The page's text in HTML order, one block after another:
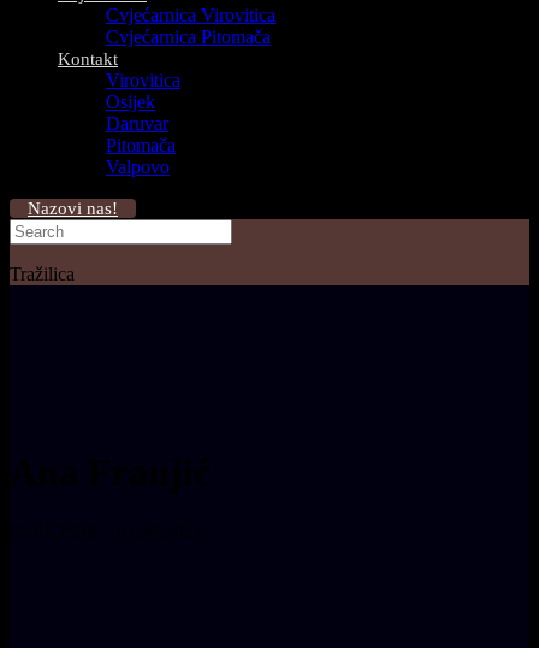
Cvjećarnica Virovitica
Cvjećarnica Pitomača
Kontakt
Virovitica
Osijek
Daruvar
Pitomača
Valpovo
Nazovi nas!
Tražilica